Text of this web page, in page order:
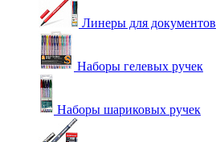
Линеры для документов
Наборы гелевых ручек
Наборы шариковых ручек